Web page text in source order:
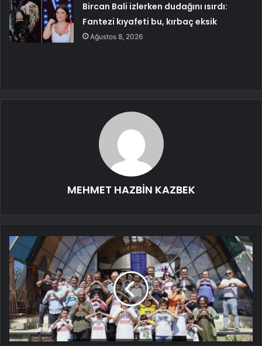
Bircan Bali izlerken dudağını ısırdı:
Fantezi kıyafeti bu, kırbaç eksik
Ağustos 8, 2026
MEHMET HAZBİN KAZBEK